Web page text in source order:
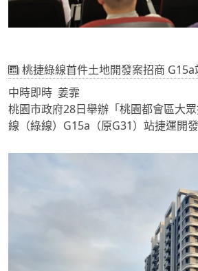
桃捷綠線首件土地開發案招商
中時即時 姜霏
桃園市政府28日舉辦「桃園都會區大
線（綠線）G15a（原G31）站捷運開
商、壽險業、零售業及建築規畫業者